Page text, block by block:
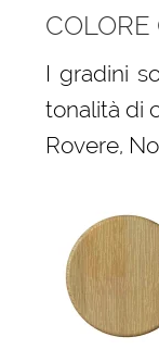
COLORE
I gradini
tonalità di
Rovere,